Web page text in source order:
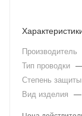
Производитель
Тип проводки
Степень защиты
Вид изделия
—